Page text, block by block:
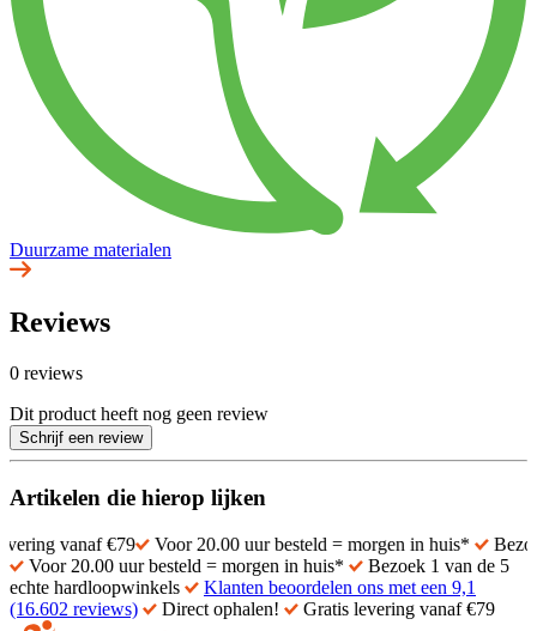
Duurzame materialen
Reviews
0 reviews
Dit product heeft nog geen review
Schrijf een review
Artikelen die hierop lijken
€79 Voor 20.00 uur besteld = morgen in huis*
Bezoek 1 van
Voor 20.00 uur besteld = morgen in huis*
Bezoek 1 van de 5
echte hardloopwinkels
Klanten beoordelen ons met een 9,1
(16.602 reviews)
Direct ophalen! Gratis levering vanaf €79